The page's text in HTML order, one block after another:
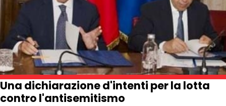
Una dichiarazione d'intenti per la lotta
contro l'antisemitismo